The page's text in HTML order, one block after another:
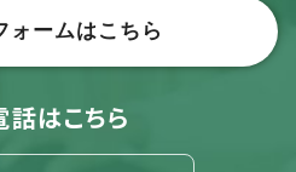
ォームはこちら
話はこちら